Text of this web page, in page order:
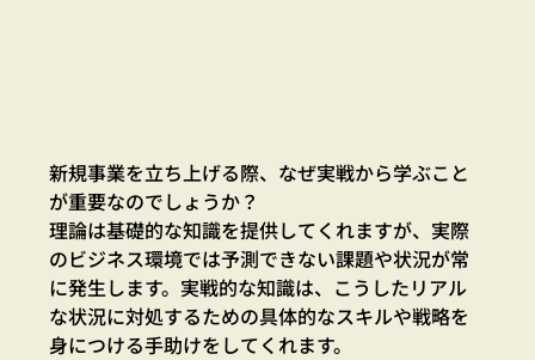
新規事業を立ち上げる際、なぜ実戦から学ぶこと
が重要なのでしょうか？
理論は基礎的な知識を提供してくれますが、実際
のビジネス環境では予測できない課題や状況が常
に発生します。実戦的な知識は、こうしたリアル
な状況に対処するための具体的なスキルや戦略を
身につける手助けをしてくれます。